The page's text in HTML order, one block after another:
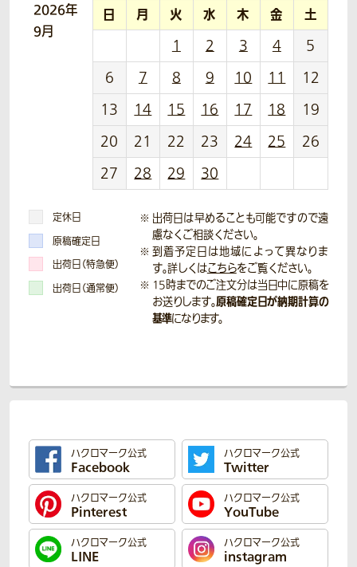
2026年
9月
日 月 火 水 木 金 土
1 2 3 4
5
6
7 8 9 10 11
12
13
14 15 16 17 18
19
20
21 22 23 24 25
26
27
28 29 30
定休日
原稿確定日
出荷日（特急便）
出荷日（通常便）
出荷日は早めることも可能ですので遠
慮なくご相談ください。
到着予定日は地域によって異なりま
す。詳しくはこちらをご覧ください。
15時までのご注文分は当日中に原稿を
お送りします。原稿確定日が納期計算の
基準になります。
ハクロマーク公式
Facebook
ハクロマーク公式
Twitter
ハクロマーク公式
Pinterest
ハクロマーク公式
YouTube
ハクロマーク公式
LINE
ハクロマーク公式
instagram